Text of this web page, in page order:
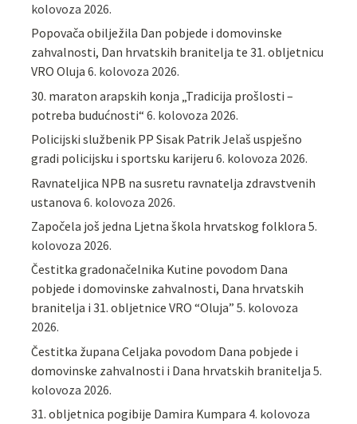
kolovoza 2026.
Popovača obilježila Dan pobjede i domovinske
zahvalnosti, Dan hrvatskih branitelja te 31. obljetnicu
VRO Oluja 6. kolovoza 2026.
30. maraton arapskih konja „Tradicija prošlosti –
potreba budućnosti“ 6. kolovoza 2026.
Policijski službenik PP Sisak Patrik Jelaš uspješno
gradi policijsku i sportsku karijeru 6. kolovoza 2026.
Ravnateljica NPB na susretu ravnatelja zdravstvenih
ustanova 6. kolovoza 2026.
Započela još jedna Ljetna škola hrvatskog folklora 5.
kolovoza 2026.
Čestitka gradonačelnika Kutine povodom Dana
pobjede i domovinske zahvalnosti, Dana hrvatskih
branitelja i 31. obljetnice VRO “Oluja” 5. kolovoza
2026.
Čestitka župana Celjaka povodom Dana pobjede i
domovinske zahvalnosti i Dana hrvatskih branitelja 5.
kolovoza 2026.
31. obljetnica pogibije Damira Kumpara 4. kolovoza